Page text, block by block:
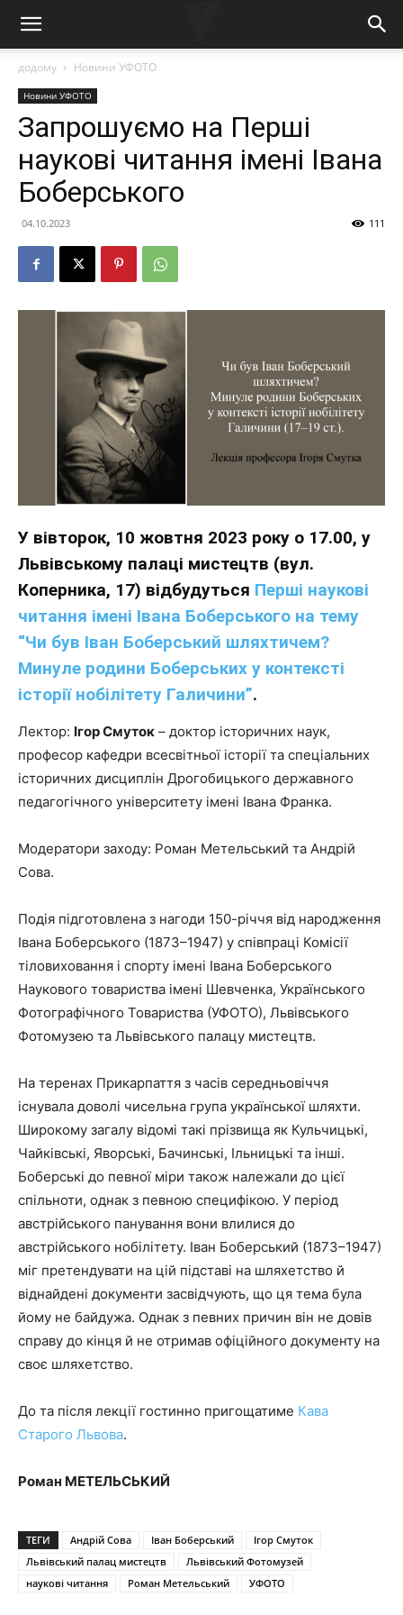
додому Новини УФОТО
Новини УФОТО
Запрошуємо на Перші
наукові читання імені Івана
Боберського
04.10.2023 111
У вівторок, 10 жовтня 2023 року о 17.00, у
Львівському палаці мистецтв (вул.
Коперника, 17) відбудуться Перші наукові
читання імені Івана Боберського на тему
“Чи був Іван Боберський шляхтичем?
Минуле родини Боберських у контексті
історії нобілітету Галичини”.
Лектор: Ігор Смуток – доктор історичних наук,
професор кафедри всесвітньої історії та спеціальних
історичних дисциплін Дрогобицького державного
педагогічного університету імені Івана Франка.
Модератори заходу: Роман Метельський та Андрій
Сова.
Подія підготовлена з нагоди 150-річчя від народження
Івана Боберського (1873–1947) у співпраці Комісії
тіловиховання і спорту імені Івана Боберського
Наукового товариства імені Шевченка, Українського
Фотографічного Товариства (УФОТО), Львівського
Фотомузею та Львівського палацу мистецтв.
На теренах Прикарпаття з часів середньовіччя
існувала доволі чисельна група української шляхти.
Широкому загалу відомі такі прізвища як Кульчицькі,
Чайківські, Яворські, Бачинські, Ільницькі та інші.
Боберські до певної міри також належали до цієї
спільноти, однак з певною специфікою. У період
австрійського панування вони влилися до
австрійського нобілітету. Іван Боберський (1873–1947)
міг претендувати на цій підставі на шляхетство й
віднайдені документи засвідчують, що ця тема була
йому не байдужа. Однак з певних причин він не довів
справу до кінця й не отримав офіційного документу на
своє шляхетство.
До та після лекції гостинно пригощатиме Кава
Старого Львова.
Роман МЕТЕЛЬСЬКИЙ
ТЕГИ Андрій Сова Іван Боберський
Ігор Смуток
Львівський палац мистецтв
Львівський Фотомузей
наукові читання
Роман Метельський УФОТО